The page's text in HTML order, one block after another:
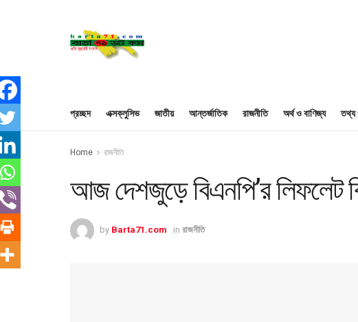
প্রচ্ছদ এক্সক্লুসিভ জাতীয় আন্তর্জাতিক রাজনীতি অর্থ ও বাণিজ্য তথ্য
Home রাজনীতি
আজ দেশজুড়ে বিএনপি’র লিফলেট
by Barta71.com in রাজনীতি